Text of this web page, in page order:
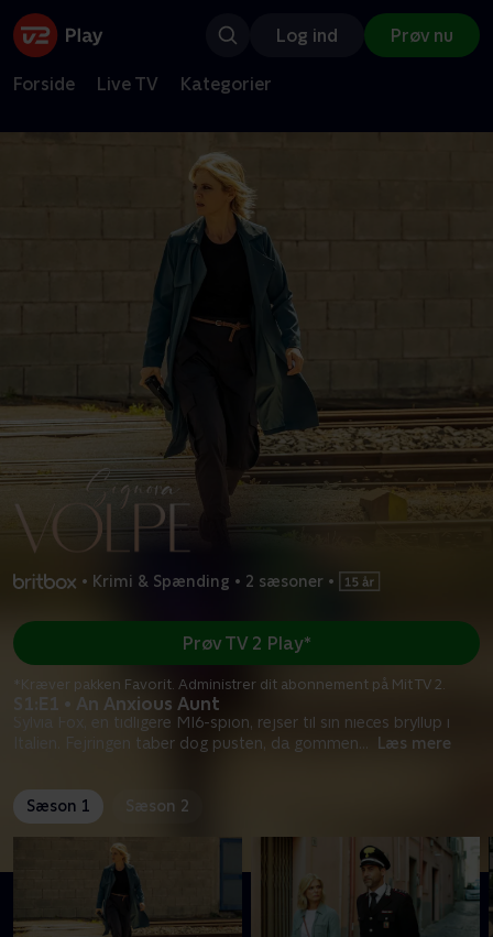
Log ind Prøv nu
Forside Live TV Kategorier
• Krimi & Spænding • 2 sæsoner •
S1:E1 • An Anxious Aunt
Sylvia Fox, en tidligere MI6-spion, rejser til sin nieces bryllup i
Italien. Fejringen taber dog pusten, da gommen... Læs mere
Prøv TV 2 Play*
*Kræver pakken Favorit. Administrer dit abonnement på Mit TV 2.
Sæson 1 Sæson 2